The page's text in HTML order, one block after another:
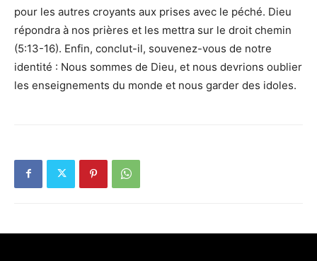
pour les autres croyants aux prises avec le péché. Dieu
répondra à nos prières et les mettra sur le droit chemin
(5:13-16). Enfin, conclut-il, souvenez-vous de notre
identité : Nous sommes de Dieu, et nous devrions oublier
les enseignements du monde et nous garder des idoles.